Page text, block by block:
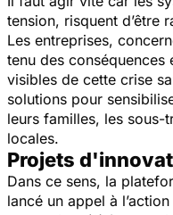
tension, risquent d’être
Les entreprises,
tenu des conséquences
visibles de cette crise
solutions pour
leurs familles, les sous-
locales.
Projets
Dans ce sens, la
lancé un appel à